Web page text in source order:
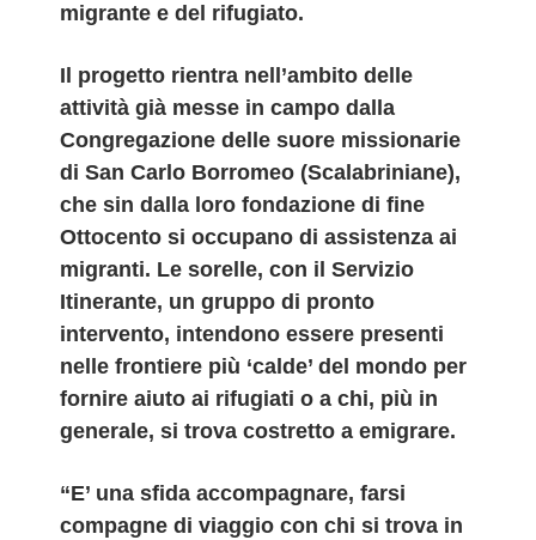
migrante e del rifugiato.
Il progetto rientra nell’ambito delle
attività già messe in campo dalla
Congregazione delle suore missionarie
di San Carlo Borromeo (Scalabriniane),
che sin dalla loro fondazione di fine
Ottocento si occupano di assistenza ai
migranti. Le sorelle, con il Servizio
Itinerante, un gruppo di pronto
intervento, intendono essere presenti
nelle frontiere più ‘calde’ del mondo per
fornire aiuto ai rifugiati o a chi, più in
generale, si trova costretto a emigrare.
“E’ una sfida accompagnare, farsi
compagne di viaggio con chi si trova in